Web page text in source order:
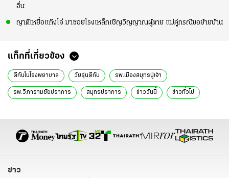
อื่น
ญาติเหยื่อแก๊งโจ๋ มาซอยโรงเหล็กเชิญวิญญาณผู้ตาย แม่คู่กรณีขอย้ายบ้าน
แท็กที่เกี่ยวข้อง
ตีกันในโรงพยาบาล วัยรุ่นตีกัน รพ.​เมืองสมุทรปู่เจ้า
รพ.วิภารามชัยปราการ สมุทรปราการ ข่าววันนี้ ข่าวทั่วไป
ข่าว